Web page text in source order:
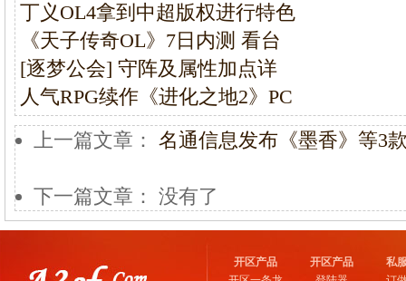
丁义OL4拿到中超版权进行特色
《天子传奇OL》7日内测 看台
[逐梦公会] 守阵及属性加点详
人气RPG续作《进化之地2》PC
上一篇文章： 名通信息发布《墨香》等3
下一篇文章： 没有了
开区产品
开区产品
私